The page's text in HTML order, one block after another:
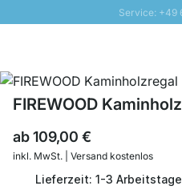
Service: +49
Schnelle Lieferung -
SUNNY SALE:
FIREWOOD
ab109,00 €
inkl. MwSt. | Versand kostenlos
Lieferzeit: 1-3 Arbeitstage